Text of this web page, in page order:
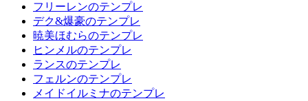
フリーレンのテンプレ
デク&爆豪のテンプレ
暁美ほむらのテンプレ
ヒンメルのテンプレ
ランスのテンプレ
フェルンのテンプレ
メイドイルミナのテンプレ